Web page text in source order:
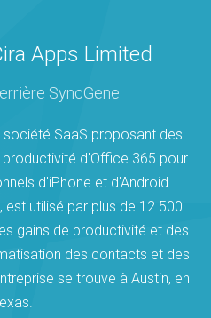
Apps Limited
SyncGene
société SaaS proposant des
d'Office 365 pour
d'iPhone et d'Android.
est utilisé par plus de 12 500
gains de productivité et des
des contacts et des
se trouve à Austin, en